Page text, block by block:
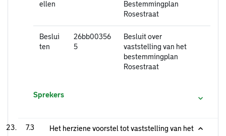
ellen
Bestemmingplan
Rosestraat
Beslui
ten
26bb00356
5
Besluit over
vaststelling van het
bestemmingplan
Rosestraat
Sprekers
7.3
Het herziene voorstel tot vaststelling van het